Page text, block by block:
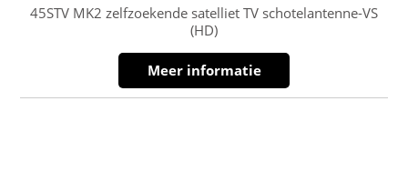
45STV MK2 zelfzoekende satelliet TV schotelantenne-VS
(HD)
Meer informatie